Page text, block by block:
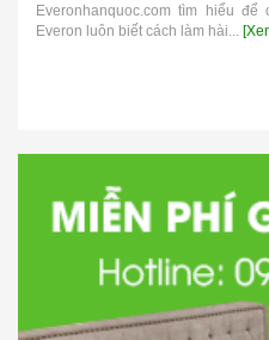
Everonhanquoc.com tìm hiểu
Everon luôn biết cách làm hài...